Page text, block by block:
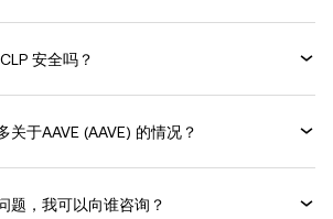
安全吗？
关于AAVE (AAVE) 的情况？
题，我可以向谁咨询？